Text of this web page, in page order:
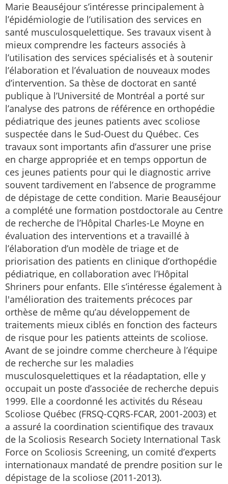
Marie Beauséjour s’intéresse principalement à
l’épidémiologie de l’utilisation des services en
santé musculosquelettique. Ses travaux visent à
mieux comprendre les facteurs associés à
l’utilisation des services spécialisés et à soutenir
l’élaboration et l’évaluation de nouveaux modes
d’intervention. Sa thèse de doctorat en santé
publique à l’Université de Montréal a porté sur
l’analyse des patrons de référence en orthopédie
pédiatrique des jeunes patients avec scoliose
suspectée dans le Sud-Ouest du Québec. Ces
travaux sont importants afin d’assurer une prise
en charge appropriée et en temps opportun de
ces jeunes patients pour qui le diagnostic arrive
souvent tardivement en l’absence de programme
de dépistage de cette condition. Marie Beauséjour
a complété une formation postdoctorale au Centre
de recherche de l’Hôpital Charles-Le Moyne en
évaluation des interventions et a travaillé à
l’élaboration d’un modèle de triage et de
priorisation des patients en clinique d’orthopédie
pédiatrique, en collaboration avec l’Hôpital
Shriners pour enfants. Elle s’intéresse également à
l'amélioration des traitements précoces par
orthèse de même qu’au développement de
traitements mieux ciblés en fonction des facteurs
de risque pour les patients atteints de scoliose.
Avant de se joindre comme chercheure à l’équipe
de recherche sur les maladies
musculosquelettiques et la réadaptation, elle y
occupait un poste d’associée de recherche depuis
1999. Elle a coordonné les activités du Réseau
Scoliose Québec (FRSQ-CQRS-FCAR, 2001-2003) et
a assuré la coordination scientifique des travaux
de la Scoliosis Research Society International Task
Force on Scoliosis Screening, un comité d’experts
internationaux mandaté de prendre position sur le
dépistage de la scoliose (2011-2013).